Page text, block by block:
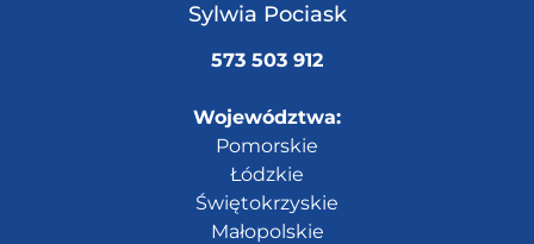
Sylwia Pociask
573 503 912
Województwa:
Pomorskie
Łódzkie
Świętokrzyskie
Małopolskie